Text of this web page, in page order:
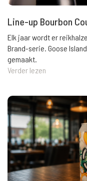
Line-up Bourbon
Elk jaar wordt er
Brand-serie. Goose
gemaakt.
Verder lezen